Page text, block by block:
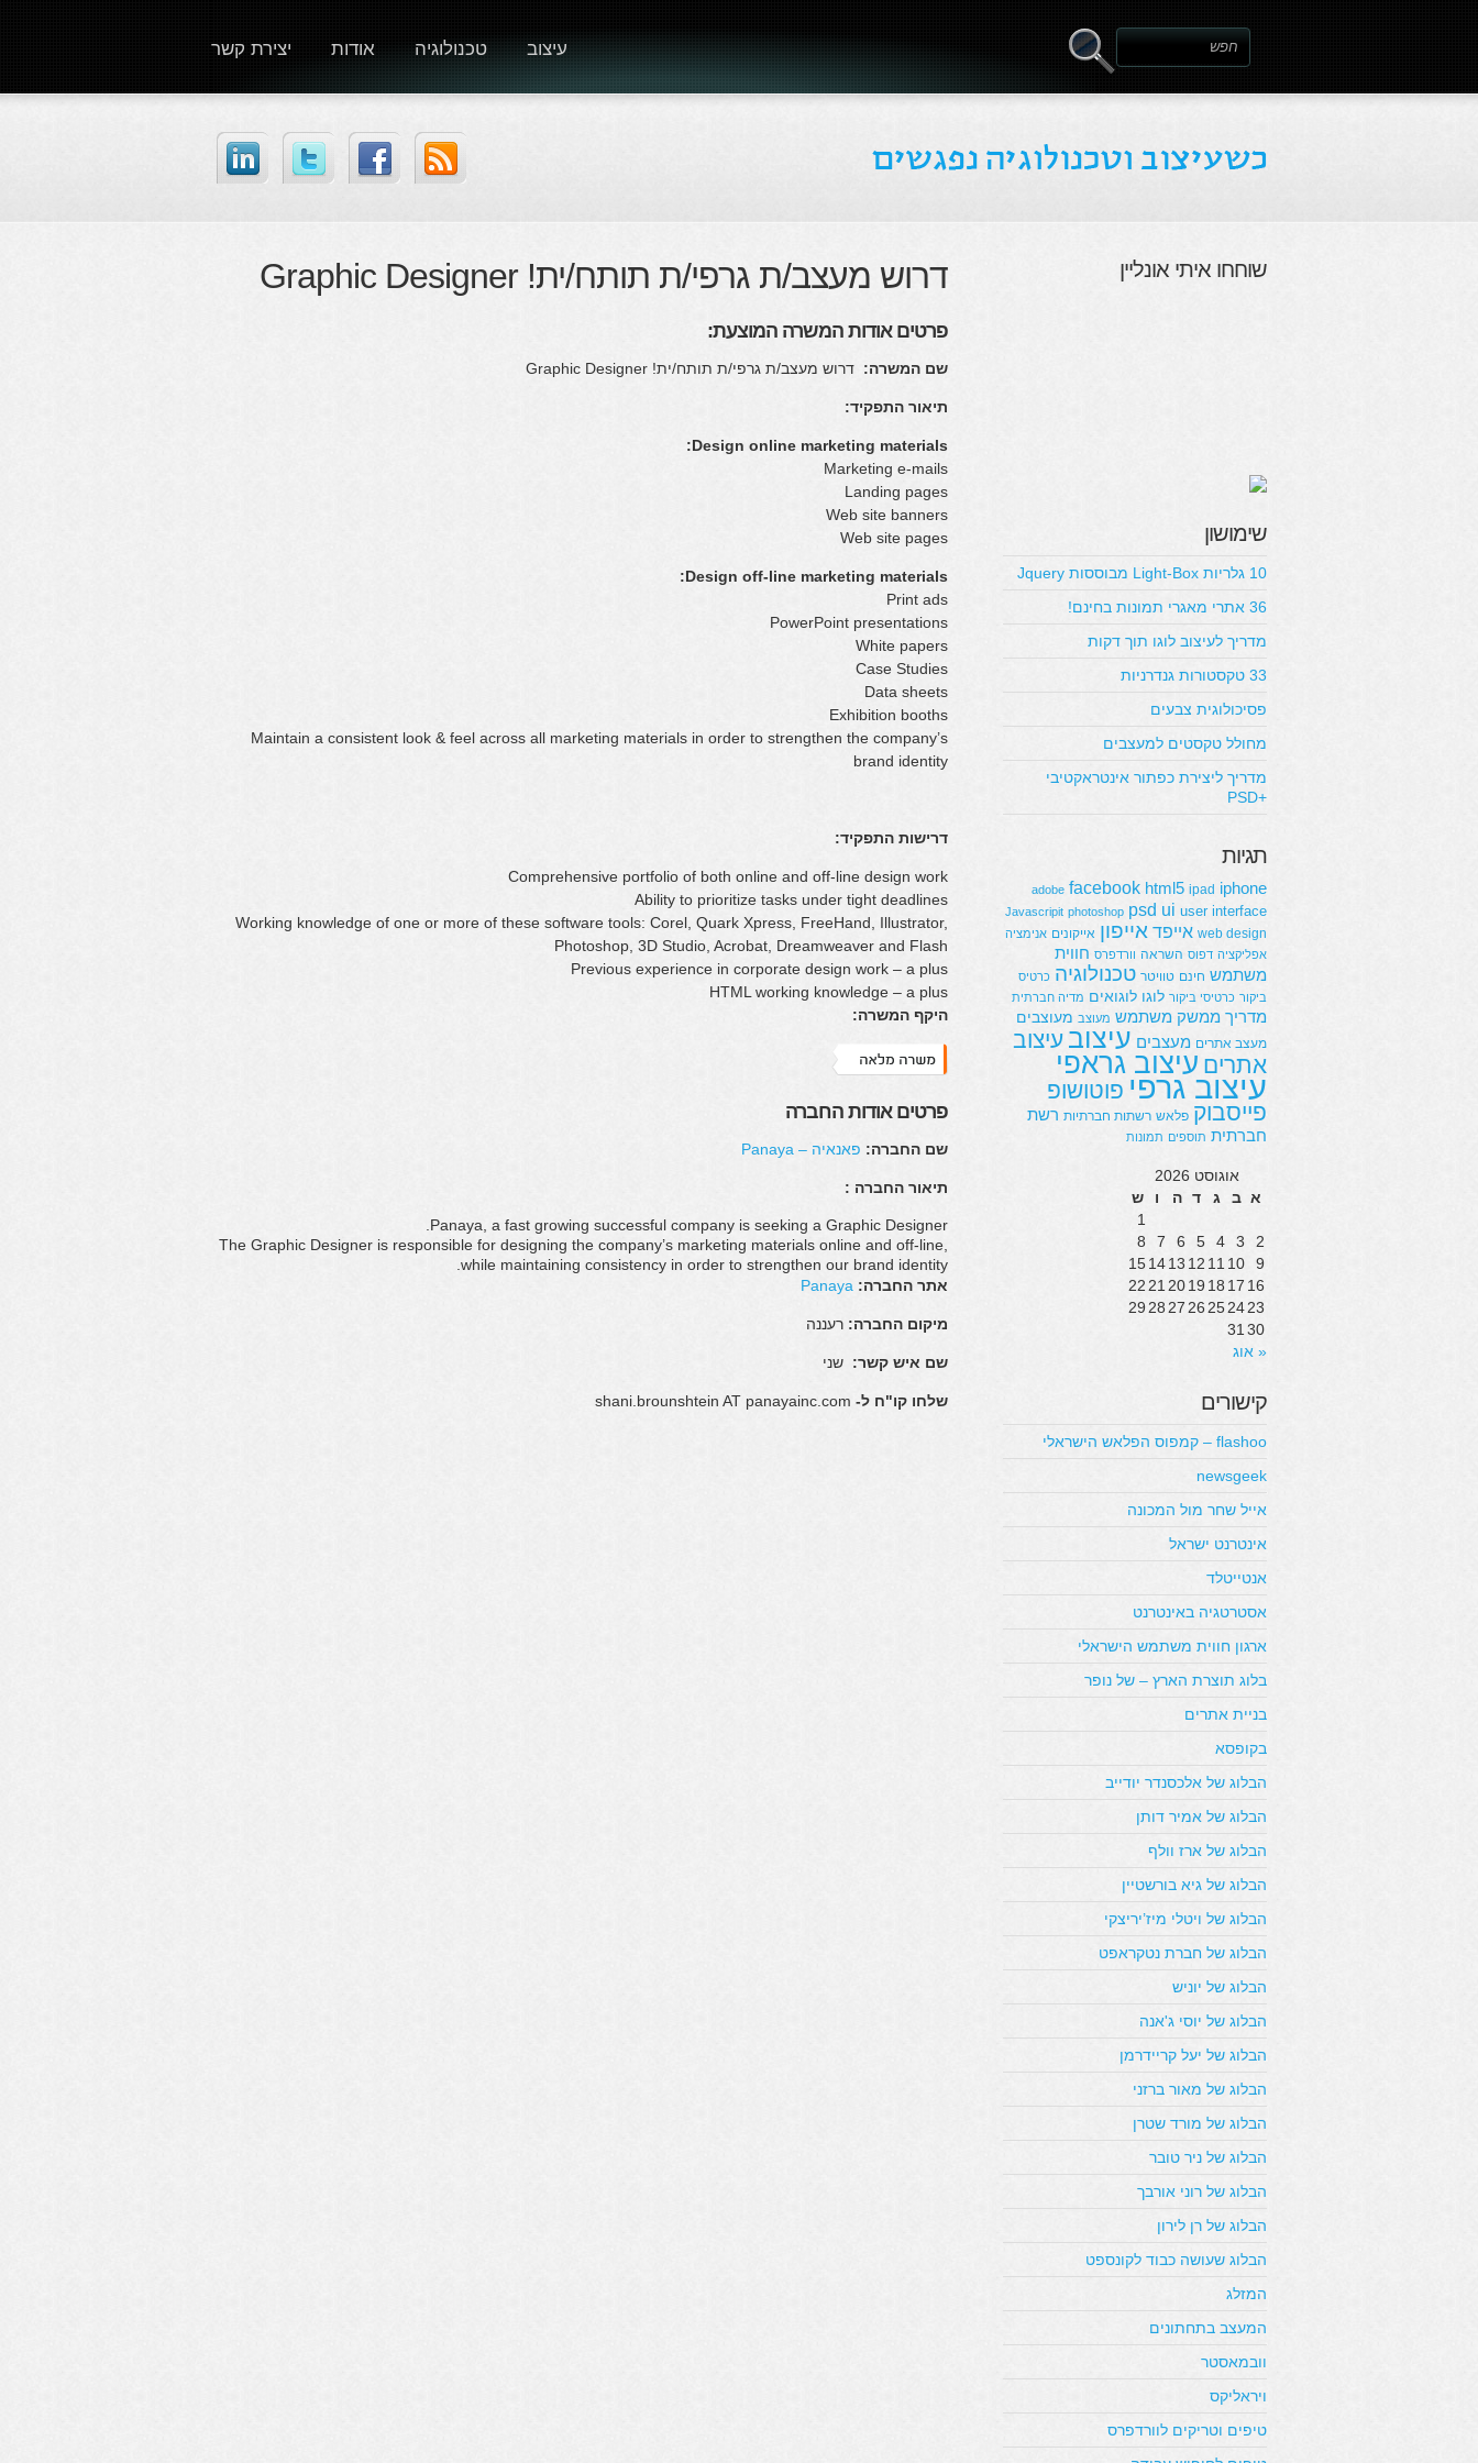
יצירת קשר אודות טכנולוגיה עיצוב
דרוש מעצב/ת גרפי/ת תותח/ית! Graphic Designer
פרטים אודות המשרה המוצעת:
שם המשרה: דרוש מעצב/ת גרפי/ת תותח/ית! Graphic Designer
תיאור התפקיד:
Design online marketing materials:
Marketing e-mails
Landing pages
Web site banners
Web site pages
Design off-line marketing materials:
Print ads
PowerPoint presentations
White papers
Case Studies
Data sheets
Exhibition booths
Maintain a consistent look & feel across all marketing materials in order to strengthen the company’s
brand identity
דרישות התפקיד:
Comprehensive portfolio of both online and off-line design work
Ability to prioritize tasks under tight deadlines
Working knowledge of one or more of these software tools: Corel, Quark Xpress, FreeHand, Illustrator,
Photoshop, 3D Studio, Acrobat, Dreamweaver and Flash
Previous experience in corporate design work – a plus
HTML working knowledge – a plus
היקף המשרה:
פרטים אודות החברה
שם החברה: פאנאיה – Panaya
תיאור החברה :
Panaya, a fast growing successful company is seeking a Graphic Designer.
The Graphic Designer is responsible for designing the company’s marketing materials online and off-line,
while maintaining consistency in order to strengthen our brand identity.
אתר החברה: Panaya
מיקום החברה: רעננה
שם איש קשר: שני
שלחו קו"ח ל- com
שוחחו איתי אונליין
שימושון
10 גלריות Light-Box מבוססות Jquery
36 אתרי מאגרי תמונות בחינם!
מדריך לעיצוב לוגו תוך דקות
33 טקסטורות גנדרניות
פסיכולוגית צבעים
מחולל טקסטים למעצבים
מדריך ליצירת כפתור אינטראקטיבי
+PSD
תגיות
adobe facebook html5 ipad iphone
Javascripit photoshop psd ui user interface
web design אייפד אייפון אייקונים אנימציה
אפליקציה דפוס השראה וורדפרס חווית
משתמש חינם טוויטר טכנולוגיה כרטיס
ביקור כרטיסי ביקור לוגו לוגואים מדיה חברתית
מדריך ממשק משתמש מעוצב מעוצבים
מעצב אתרים מעצבים עיצוב עיצוב
אתרים עיצוב גראפי
עיצוב גרפי פוטושופ
פייסבוק פלאש רשתות חברתיות רשת
חברתית תוספים תמונות
אוגוסט 2026
א ב ג ד ה ו
ש
1
2
3
4
5
6
7
8
9
10
11
12
13
14
15
16
17
18
19
20
21
22
23
24
25
26
27
28
29
30
31
« אוג
קישורים
flashoo – קמפוס הפלאש הישראלי
newsgeek
אייל שחר מול המכונה
אינטרנט ישראל
אנטייטלד
אסטרטגיה באינטרנט
ארגון חווית משתמש הישראלי
בלוג תוצרת הארץ – של נופר
בניית אתרים
בקופסא
הבלוג של אלכסנדר יודייב
הבלוג של אמיר דותן
הבלוג של ארז וולף
הבלוג של גיא בורשטיין
הבלוג של ויטלי מיז’יריצקי
הבלוג של חברת נטקראפט
הבלוג של יוניש
הבלוג של יוסי ג'אנה
הבלוג של יעל קריידרמן
הבלוג של מאור ברזני
הבלוג של מורד שטרן
הבלוג של ניר טובר
הבלוג של רוני אורבך
הבלוג של רן לירון
הבלוג שעושה כבוד לקונספט
המזלג
המעצב בתחתונים
וובמאסטר
ויראליקס
טיפים וטריקים לוורדפרס